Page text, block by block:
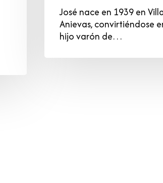
José nace en 1939 en
Anievas, convirtiéndose
hijo varón de…